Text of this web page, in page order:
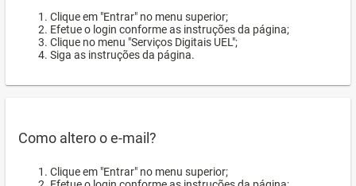
Clique em "Entrar" no menu superior;
Efetue o login conforme as instruções da página;
Clique no menu "Serviços Digitais UEL";
Siga as instruções da página.
Como altero o e-mail?
Clique em "Entrar" no menu superior;